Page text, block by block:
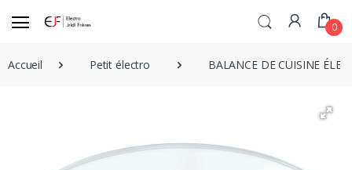
0
Accueil Petit électro BALANCE DE CUISINE